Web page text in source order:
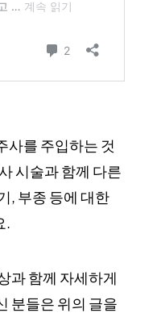
사를 주입하는 것
시술과 함께 다른
, 부종 등에 대한
.
과 함께 자세하게
분들은 위의 글을